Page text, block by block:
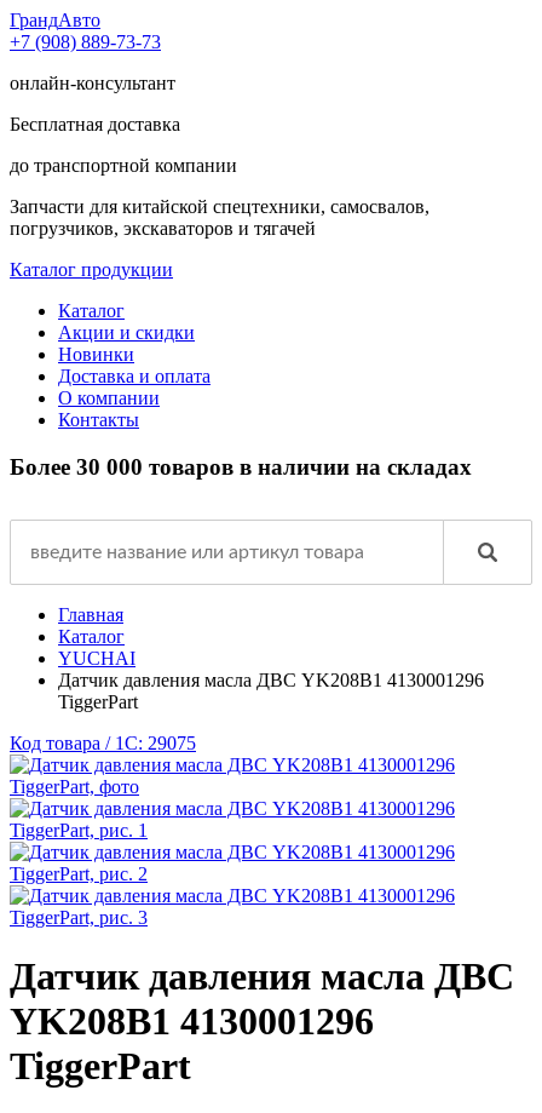
ГрандАвто
+7 (908) 889-73-73
онлайн-консультант
Бесплатная доставка
до транспортной компании
Запчасти для китайской спецтехники, самосвалов,
погрузчиков, экскаваторов и тягачей
Каталог продукции
Каталог
Акции и скидки
Новинки
Доставка и оплата
О компании
Контакты
Более 30 000 товаров в наличии на складах
Главная
Каталог
YUCHAI
Датчик давления масла ДВС YK208B1 4130001296
TiggerPart
Код товара / 1C: 29075
Датчик давления масла ДВС
YK208B1 4130001296
TiggerPart